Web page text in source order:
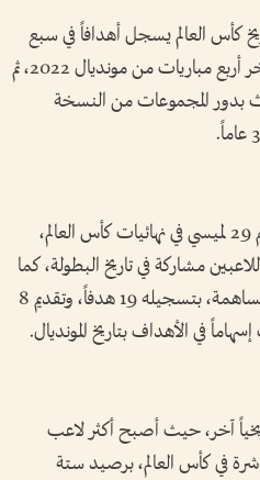
كأس العالم يسجل أهدافاً في سبع
مباريات متتالية، بهز الشباك في آخر أربع مباريات من مونديال 2022، ثم
بدور المجموعات من النسخة
وشكلت مواجهة الأردن المباراة رقم 29 لميسي في نهائيات كأس العالم،
مشاركة في تاريخ البطولة، كما
رفع مساهماته التهديفية إلى 27 مساهمة، بتسجيله 19 هدفاً، وتقديم 8
في الأهداف بتاريخ المونديال.
آخر، حيث أصبح أكثر لاعب
في كأس العالم، برصيد ستة